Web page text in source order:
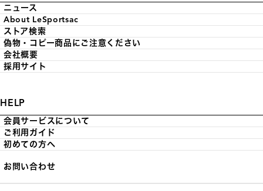
ニュース
About LeSportsac
ストア検索
偽物・コピー商品にご注意ください
会社概要
採用サイト
HELP
会員サービスについて
ご利用ガイド
初めての方へ
お問い合わせ